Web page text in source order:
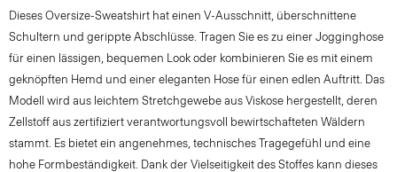
Dieses Oversize-Sweatshirt hat einen V-Ausschnitt, überschnittene
Schultern und gerippte Abschlüsse. Tragen Sie es zu einer Jogginghose
für einen lässigen, bequemen Look oder kombinieren Sie es mit einem
geknöpften Hemd und einer eleganten Hose für einen edlen Auftritt. Das
Modell wird aus leichtem Stretchgewebe aus Viskose hergestellt, deren
Zellstoff aus zertifiziert verantwortungsvoll bewirtschafteten Wäldern
stammt. Es bietet ein angenehmes, technisches Tragegefühl und eine
hohe Formbeständigkeit. Dank der Vielseitigkeit des Stoffes kann dieses